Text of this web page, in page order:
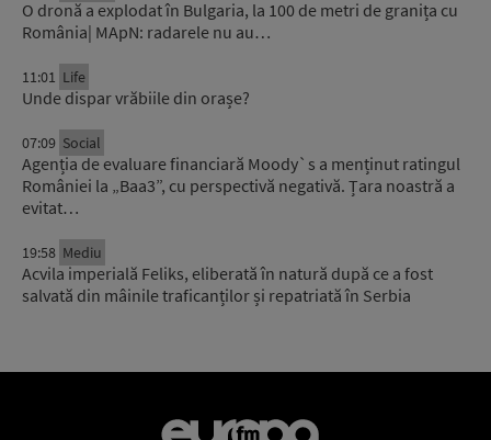
O dronă a explodat în Bulgaria, la 100 de metri de granița cu
România| MApN: radarele nu au…
11:01 Life
Unde dispar vrăbiile din orașe?
07:09 Social
Agenția de evaluare financiară Moody`s a menținut ratingul
României la „Baa3”, cu perspectivă negativă. Țara noastră a
evitat…
19:58 Mediu
Acvila imperială Feliks, eliberată în natură după ce a fost
salvată din mâinile traficanților și repatriată în Serbia